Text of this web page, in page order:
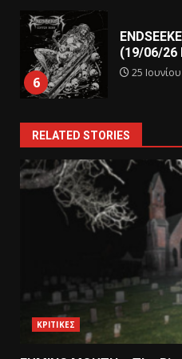
6
(19/06/26
25
RELATED STORIES
ΚΡΙΤΙΚΕΣ